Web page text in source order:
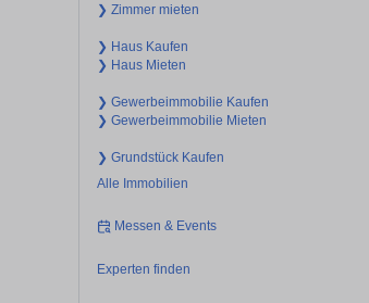
❯ Zimmer mieten
❯ Haus Kaufen
❯ Haus Mieten
❯ Gewerbeimmobilie Kaufen
❯ Gewerbeimmobilie Mieten
❯ Grundstück Kaufen
Alle Immobilien
Messen & Events
Experten finden